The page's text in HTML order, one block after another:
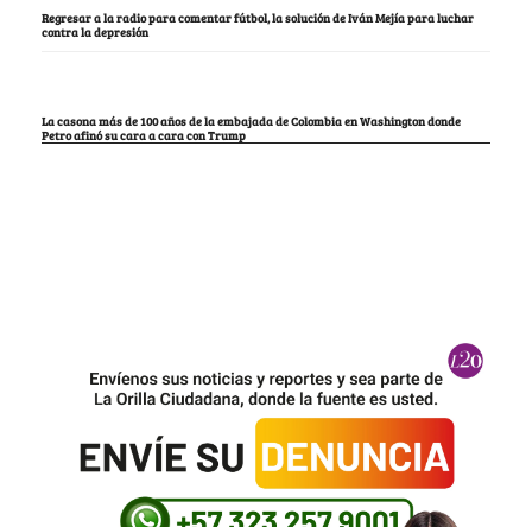
Regresar a la radio para comentar fútbol, la solución de Iván Mejía para luchar
contra la depresión
La casona más de 100 años de la embajada de Colombia en Washington donde
Petro afinó su cara a cara con Trump